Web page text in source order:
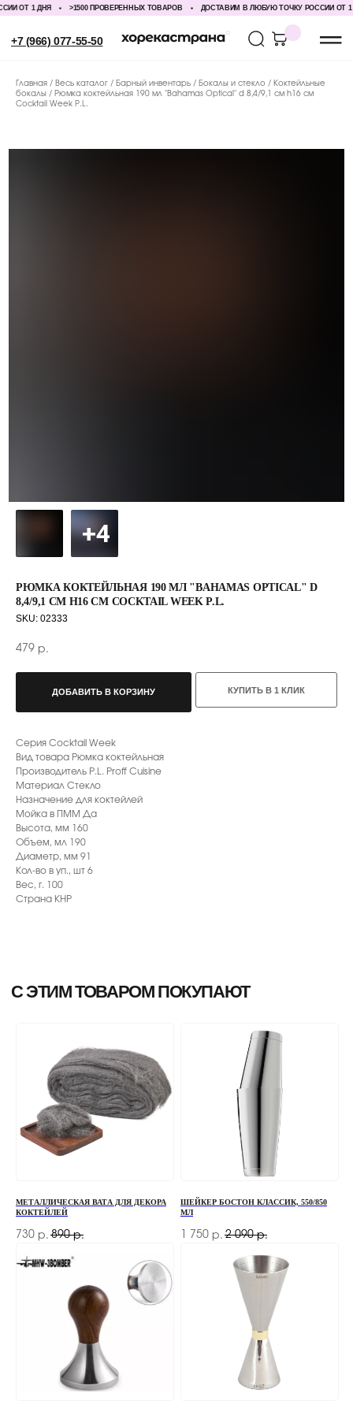
ОТ 1 ДНЯ >1500 ПРОВЕРЕННЫХ ТОВАРОВ ДОСТАВИМ В ЛЮБУЮ ТОЧКУ РОССИИ ОТ 1
Главная Весь каталог Барный инвентарь Бокалы и стекло
Коктейльные
бокалы
Рюмка коктейльная 190 мл "Bahamas Optical" d 8,4/9,1 см h16 см
Cocktail Week P.L.
РЮМКА КОКТЕЙЛЬНАЯ 190 МЛ "BAHAMAS OPTICAL" D
8,4/9,1 СМ H16 СМ COCKTAIL WEEK P.L.
SKU: 02333
479 р.
ДОБАВИТЬ В КОРЗИНУ КУПИТЬ В 1 КЛИК
Серия Сосktail Week
Вид товара Рюмка коктейльная
Производитель P.L. Proff Cuisine
Материал Стекло
Назначение для коктейлей
Мойка в ПММ Да
Высота, мм 160
Объем, мл 190
Диаметр, мм 91
Кол-во в уп., шт 6
Вес, г. 100
Страна КНР
С ЭТИМ ТОВАРОМ ПОКУПАЮТ
МЕТАЛЛИЧЕСКАЯ ВАТА ДЛЯ ДЕКОРА
КОКТЕЙЛЕЙ
730 р. 890 р.
ШЕЙКЕР БОСТОН КЛАССИК, 550/850
МЛ
1 750 р. 2 090 р.